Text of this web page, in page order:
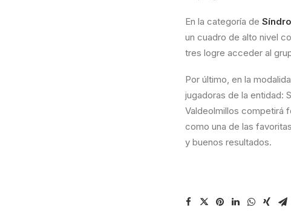
En la categoría de
un cuadro de alto nivel
tres logre acceder al
Por último, en la
jugadoras de la entidad:
Valdeolmillos competirá
como una de las
y buenos resultados.